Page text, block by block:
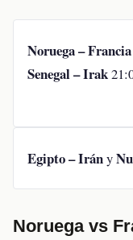
Noruega – Francia
Senegal – Irak
Egipto – Irány
Noruega vs